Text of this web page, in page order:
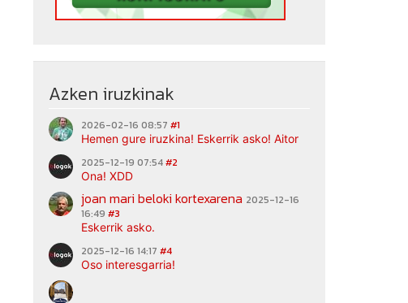
Azken iruzkinak
2026-02-16 08:57 #1
Hemen gure iruzkina! Eskerrik asko! Aitor
2025-12-19 07:54#2
Ona! XDD
joan mari beloki kortexarena 2025-12-16
16:49 #3
Eskerrik asko.
2025-12-16 14:17 #4
Oso interesgarria!